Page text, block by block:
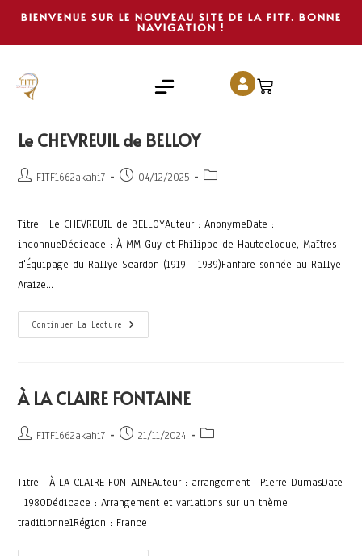
BIENVENUE SUR LE NOUVEAU SITE DE LA FITF. BONNE
NAVIGATION !
Le CHEVREUIL de BELLOY
FITF1662akahi7 04/12/2025
Titre : Le CHEVREUIL de BELLOYAuteur : AnonymeDate :
inconnueDédicace : À MM Guy et Philippe de Hautecloque, Maîtres
d'Équipage du Rallye Scardon (1919 - 1939)Fanfare sonnée au Rallye
Araize…
Continuer La Lecture
À LA CLAIRE FONTAINE
FITF1662akahi7 21/11/2024
Titre : À LA CLAIRE FONTAINEAuteur : arrangement : Pierre DumasDate
: 1980Dédicace : Arrangement et variations sur un thème
traditionnelRégion : France